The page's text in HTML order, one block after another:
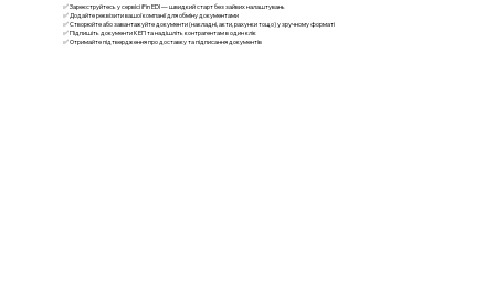
✅ Зареєструйтесь у сервісі iFin EDI — швидкий старт без зайвих налаштувань
✅ Додайте реквізити вашої компанії для обміну документами
✅ Створюйте або завантажуйте документи (накладні, акти, рахунки тощо) у зручному форматі
✅ Підпишіть документи КЕП та надішліть контрагентам в один клік
✅ Отримайте підтвердження про доставку та підписання документів